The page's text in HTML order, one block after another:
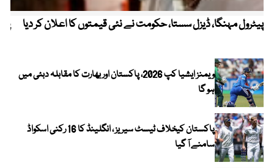
پیٹرول مہنگا، ڈیزل سستا، حکومت نے نئی قیمتوں کا اعلان کر دیا
ویمنز ایشیا کپ 2026، پاکستان اور بھارت کا مقابلہ دبئی میں
ہو گا
پاکستان کیخلاف ٹیسٹ سیریز ، انگلینڈ کا 16 رکنی اسکواڈ
سامنے آ گیا